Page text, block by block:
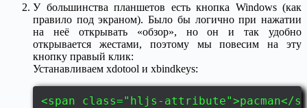
У большинства планшетов есть кнопка Windows (как
правило под экраном). Было бы логично при нажатии
на неё открывать «обзор», но он и так удобно
открывается жестами, поэтому мы повесим на эту
кнопку правый клик:
Устанавливаем xdotool и xbindkeys:
<span class="hljs-attribute">pacman</